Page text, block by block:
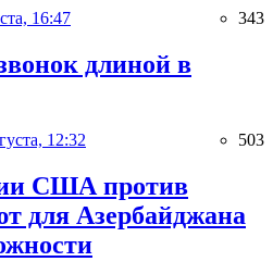
16:47 343
длиной в
12:32 503
США против
для Азербайджана